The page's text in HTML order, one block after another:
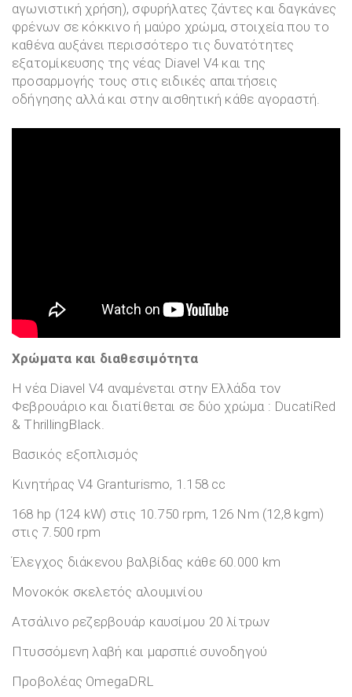
αγωνιστική χρήση), σφυρήλατες ζάντες και δαγκάνες
φρένων σε κόκκινο ή μαύρο χρώμα, στοιχεία που το
καθένα αυξάνει περισσότερο τις δυνατότητες
εξατομίκευσης της νέας Diavel V4 και της
προσαρμογής τους στις ειδικές απαιτήσεις
οδήγησης αλλά και στην αισθητική κάθε αγοραστή.
Χρώματα και διαθεσιμότητα
Η νέα Diavel V4 αναμένεται στην Ελλάδα τον
Φεβρουάριο και διατίθεται σε δύο χρώμα : DucatiRed
& ThrillingBlack.
Βασικός εξοπλισμός
Κινητήρας V4 Granturismo, 1.158 cc
168 hp (124 kW) στις 10.750 rpm, 126 Nm (12,8 kgm)
στις 7.500 rpm
Έλεγχος διάκενου βαλβίδας κάθε 60.000 km
Μονοκόκ σκελετός αλουμινίου
Ατσάλινο ρεζερβουάρ καυσίμου 20 λίτρων
Πτυσσόμενη λαβή και μαρσπιέ συνοδηγού
Προβολέας OmegaDRL